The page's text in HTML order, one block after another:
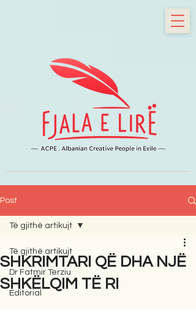
Post
Të gjithë artikujt
Dr Fatmir Terziu
Editorial
Të gjithë artikujt
SHKRIMTARI QË DHA NJË
SHKËLQIM TË RI